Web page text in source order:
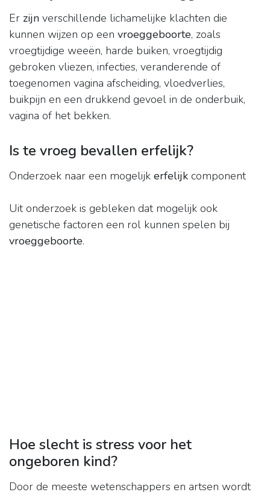
Er zijn verschillende lichamelijke klachten die
kunnen wijzen op een vroeggeboorte, zoals
vroegtijdige weeën, harde buiken, vroegtijdig
gebroken vliezen, infecties, veranderende of
toegenomen vagina afscheiding, vloedverlies,
buikpijn en een drukkend gevoel in de onderbuik,
vagina of het bekken.
Is te vroeg bevallen erfelijk?
Onderzoek naar een mogelijk erfelijk component
Uit onderzoek is gebleken dat mogelijk ook
genetische factoren een rol kunnen spelen bij
vroeggeboorte.
Hoe slecht is stress voor het
ongeboren kind?
Door de meeste wetenschappers en artsen wordt